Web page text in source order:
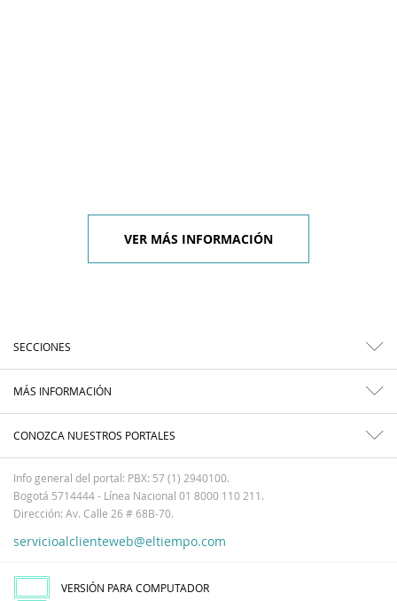
VER MÁS INFORMACIÓN
SECCIONES
MÁS INFORMACIÓN
CONOZCA NUESTROS PORTALES
Info general del portal: PBX: 57 (1) 2940100.
Bogotá 5714444 - Línea Nacional 01 8000 110 211.
Dirección: Av. Calle 26 # 68B-70.
servicioalclienteweb@eltiempo.com
VERSIÓN PARA COMPUTADOR